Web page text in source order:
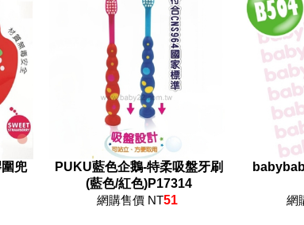
兜
PUKU藍色企鵝-特柔吸盤牙刷
(藍色/紅色)P17314
網購售價 NT51 網